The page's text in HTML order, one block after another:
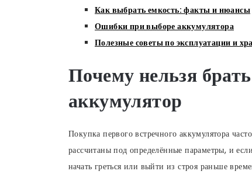
Как выбрать емкость: факты и нюансы
Ошибки при выборе аккумулятора
Полезные советы по эксплуатации и
Почему нельзя
аккумулятор
Покупка первого встречного аккумулятора
рассчитаны под определённые параметры, и
начать греться или выйти из строя раньше